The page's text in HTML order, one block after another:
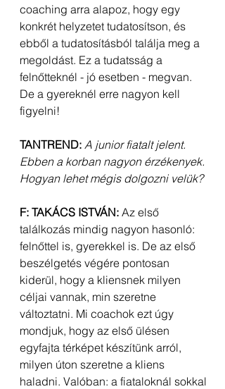
coaching arra alapoz, hogy egy
konkrét helyzetet tudatosítson, és
ebből a tudatosításból találja meg a
megoldást. Ez a tudatsság a
felnőtteknél - jó esetben - megvan.
De a gyereknél erre nagyon kell
figyelni!
TANTREND: A junior fiatalt jelent.
Ebben a korban nagyon érzékenyek.
Hogyan lehet mégis dolgozni velük?
F: TAKÁCS ISTVÁN: Az első
találkozás mindig nagyon hasonló:
felnőttel is, gyerekkel is. De az első
beszélgetés végére pontosan
kiderül, hogy a kliensnek milyen
céljai vannak, min szeretne
változtatni. Mi coachok ezt úgy
mondjuk, hogy az első ülésen
egyfajta térképet készítünk arról,
milyen úton szeretne a kliens
haladni. Valóban: a fiataloknál sokkal